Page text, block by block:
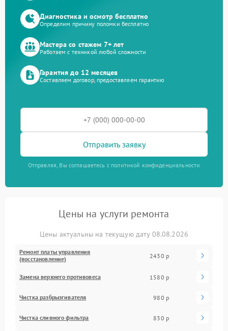
Диагностика и осмотр бесплатно
Определим причину поломки бесплатно
Мастера со стажем 7+ лет
Работаем с техникой любой сложности
Гарантия до 12 месяцев
Составляем договор, предоставляем гарантию
Отправить заявку
Отправляя, Вы соглашаетесь с политикой конфиденциальности
Цены на услуги ремонта
Цены актуальны на текущую дату 08.08.2026
Ремонт платы управления
(восстановление)
2430 р
Замена верхнего противовеса 1580 р
Чистка разбрызгивателя 980 р
Чистка сливного фильтра 830 р